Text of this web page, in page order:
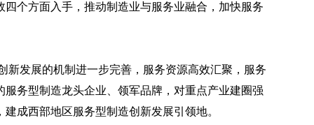
个方面入手，推动制造业与服务业融合，加快服务
新发展的机制进一步完善，服务资源高效汇聚，服务
务型制造龙头企业、领军品牌，对重点产业建圈强
成西部地区服务型制造创新发展引领地。